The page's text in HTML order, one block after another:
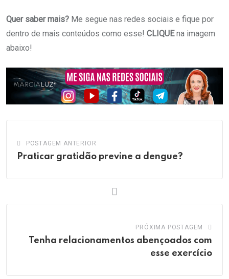
Quer saber mais? Me segue nas redes sociais e fique por
dentro de mais conteúdos como esse! CLIQUEna imagem
abaixo!
POSTAGEM ANTERIOR
Praticar gratidão previne a dengue?
PRÓXIMA POSTAGEM
Tenha relacionamentos abençoados com
esse exercício